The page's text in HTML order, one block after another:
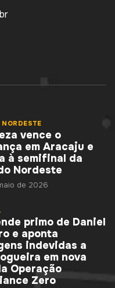
NORDESTE
vence o
em Aracaju e
à semifinal da
Nordeste
de 2026
primo de Daniel
e aponta
indevidas a
em nova
Operação
Zero